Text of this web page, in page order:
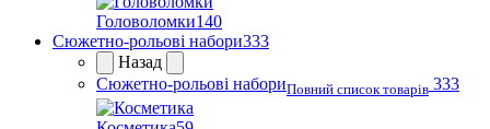
Головоломки140
Сюжетно-рольові набори333
Назад
Сюжетно-рольові набориПовний список товарів 333